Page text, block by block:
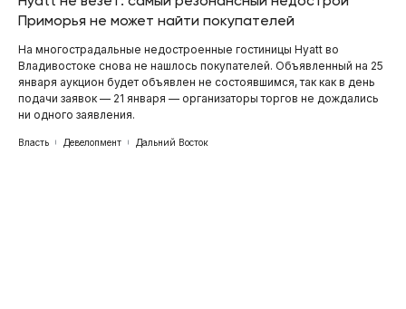
Приморья не может найти покупателей
На многострадальные недостроенные гостиницы Hyatt во
Владивостоке снова не нашлось покупателей. Объявленный на 25
января аукцион будет объявлен не состоявшимся, так как в день
подачи заявок — 21 января — организаторы торгов не дождались
ни одного заявления.
Власть Девелопмент Дальний Восток